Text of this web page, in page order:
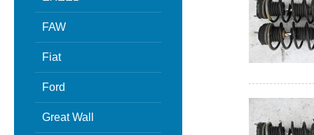
FAW
Fiat
Ford
Great Wall